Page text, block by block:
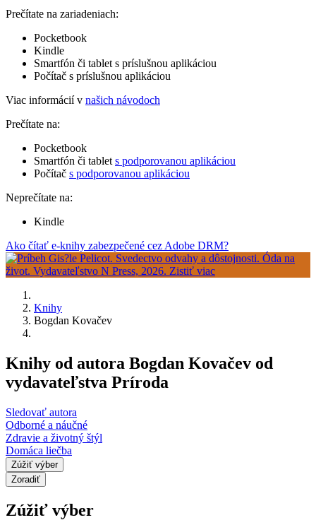
Prečítate na zariadeniach:
Pocketbook
Kindle
Smartfón či tablet s príslušnou aplikáciou
Počítač s príslušnou aplikáciou
Viac informácií v našich návodoch
Prečítate na:
Pocketbook
Smartfón či tablet s podporovanou aplikáciou
Počítač s podporovanou aplikáciou
Neprečítate na:
Kindle
Ako čítať e-knihy zabezpečené cez Adobe DRM?
Knihy
Bogdan Kovačev
Knihy od autora Bogdan Kovačev od
vydavateľstva Príroda
Sledovať autora
Odborné a náučné
Zdravie a životný štýl
Domáca liečba
Zúžiť výber
Zoradiť
Zúžiť výber